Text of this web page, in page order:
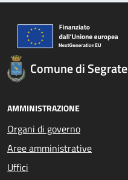
Comune di Segrate
AMMINISTRAZIONE
Organi di governo
Aree amministrative
Uffici